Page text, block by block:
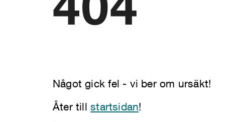
Något gick fel - vi ber om ursäkt!
Åter tillstartsidan!